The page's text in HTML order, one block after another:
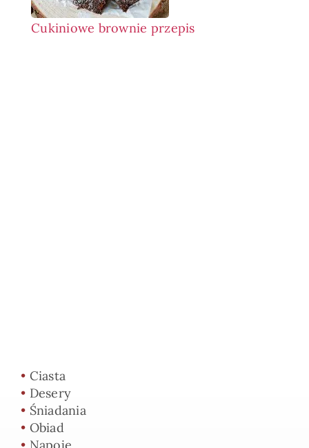
Cukiniowe brownie przepis
• Ciasta
• Desery
• Śniadania
• Obiad